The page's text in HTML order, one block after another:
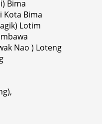
Bima
Kota Bima
Lotim
Nao ) Loteng